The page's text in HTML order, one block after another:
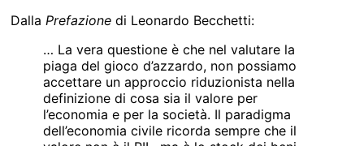
Dalla Prefazione di Leonardo Becchetti:
… La vera questione è che nel valutare la
piaga del gioco d’azzardo, non possiamo
accettare un approccio riduzionista nella
definizione di cosa sia il valore per
l’economia e per la società. Il paradigma
dell’economia civile ricorda sempre che il